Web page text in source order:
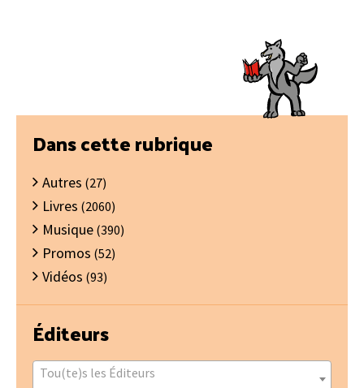
Barre
latérale
principale
Dans cette rubrique
Autres (27)
Livres (2060)
Musique (390)
Promos (52)
Vidéos (93)
Éditeurs
Tou(te)s les Éditeurs